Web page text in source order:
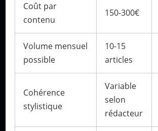
Coût par
contenu
150-300€
Volume mensuel
possible
10-15
articles
Cohérence
stylistique
Variable
selon
rédacteur